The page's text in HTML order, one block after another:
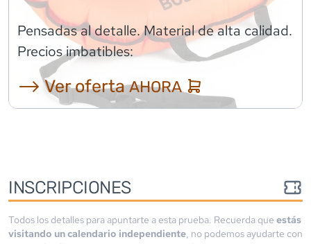
Pensadas al detalle. Material de alta calidad.
Precios imbatibles:
⟶ Ver ofertaAHORA
INSCRIPCIONES
Todos los detalles para apuntarte a esta prueba. Recuerda que estás
visitando un calendario independiente, no podemos ayudarte con